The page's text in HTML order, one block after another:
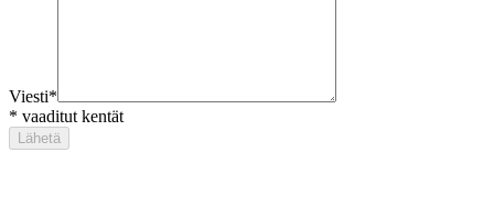
Viesti*
* vaaditut kentät